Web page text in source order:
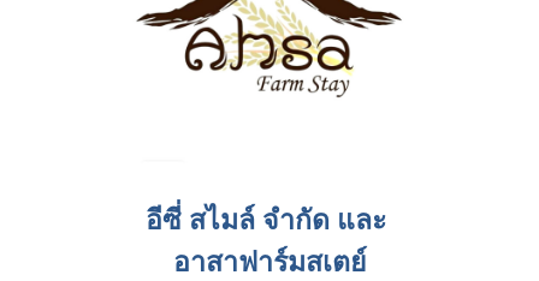
อีซี่ สไมล์ จำกัด และ
อาสาฟาร์มสเตย์